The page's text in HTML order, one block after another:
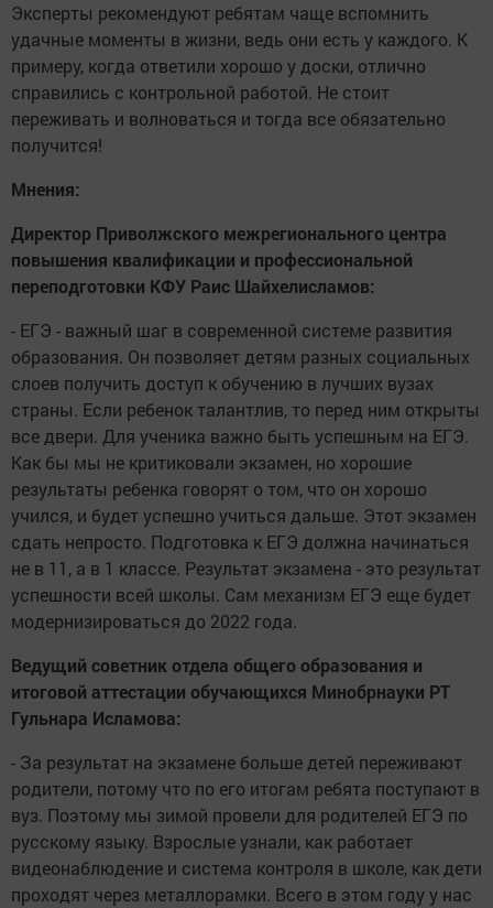
Эксперты рекомендуют ребятам чаще вспомнить
удачные моменты в жизни, ведь они есть у каждого. К
примеру, когда ответили хорошо у доски, отлично
справились с контрольной работой. Не стоит
переживать и волноваться и тогда все обязательно
получится!
Мнения:
Директор Приволжского межрегионального центра
повышения квалификации и профессиональной
переподготовки КФУ Раис Шайхелисламов:
- ЕГЭ - важный шаг в современной системе развития
образования. Он позволяет детям разных социальных
слоев получить доступ к обучению в лучших вузах
страны. Если ребенок талантлив, то перед ним открыты
все двери. Для ученика важно быть успешным на ЕГЭ.
Как бы мы не критиковали экзамен, но хорошие
результаты ребенка говорят о том, что он хорошо
учился, и будет успешно учиться дальше. Этот экзамен
сдать непросто. Подготовка к ЕГЭ должна начинаться
не в 11, а в 1 классе. Результат экзамена - это результат
успешности всей школы. Сам механизм ЕГЭ еще будет
модернизироваться до 2022 года.
Ведущий советник отдела общего образования и
итоговой аттестации обучающихся Минобрнауки РТ
Гульнара Исламова:
- За результат на экзамене больше детей переживают
родители, потому что по его итогам ребята поступают в
вуз. Поэтому мы зимой провели для родителей ЕГЭ по
русскому языку. Взрослые узнали, как работает
видеонаблюдение и система контроля в школе, как дети
проходят через металлорамки. Всего в этом году у нас